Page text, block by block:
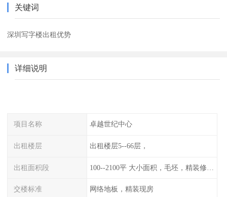
关键词
深圳写字楼出租优势
详细说明
项目名称 卓越世纪中心
出租楼层 出租楼层5--66层，
出租面积段
交楼标准 网络地板，精装现房